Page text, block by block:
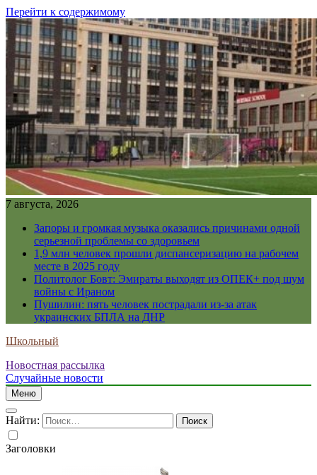
Перейти к содержимому
7 августа, 2026
Запоры и громкая музыка оказались причинами одной
серьезной проблемы со здоровьем
1,9 млн человек прошли диспансеризацию на рабочем
месте в 2025 году
Политолог Бовт: Эмираты выходят из ОПЕК+ под шум
войны с Ираном
Пушилин: пять человек пострадали из-за атак
украинских БПЛА на ДНР
Школьный
Новостная рассылка
Случайные новости
Меню
Найти:
Заголовки